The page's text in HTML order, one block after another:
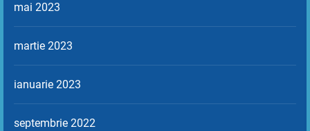
mai 2023
martie 2023
ianuarie 2023
septembrie 2022